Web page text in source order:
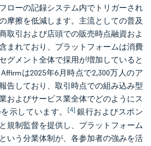
ローの記録システム内でトリガーされ
摩擦を低減します。主流としての普及
取引および店頭での販売時点融資およ
まれており、プラットフォームは消費
グメント全体で採用が増加していると
は2025年6月時点で2,300万人のア
告しており、取引時点での組み込み型
およびサービス業全体でどのようにス
示しています。 [4] 銀行およびスポン
規制監督を提供し、プラットフォーム
いう分業体制が、各参加者の強みを活